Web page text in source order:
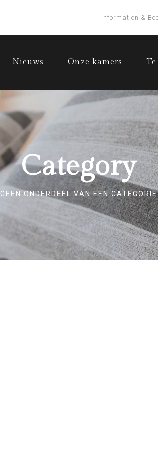
Information &
Nieuws Onze kamers
Category
GEEN ONDERDEEL VAN EEN CATEGORIE